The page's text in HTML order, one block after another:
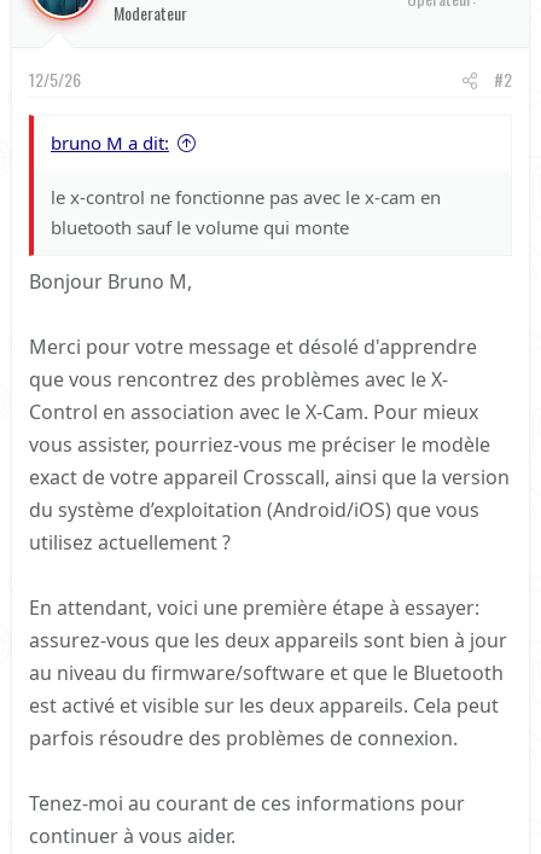
Moderateur
12/5/26 #2
bruno M a dit:
le x-control ne fonctionne pas avec le x-cam en
bluetooth sauf le volume qui monte
Bonjour Bruno M,
Merci pour votre message et désolé d'apprendre
que vous rencontrez des problèmes avec le X-
Control en association avec le X-Cam. Pour mieux
vous assister, pourriez-vous me préciser le modèle
exact de votre appareil Crosscall, ainsi que la version
du système d’exploitation (Android/iOS) que vous
utilisez actuellement ?
En attendant, voici une première étape à essayer:
assurez-vous que les deux appareils sont bien à jour
au niveau du firmware/software et que le Bluetooth
est activé et visible sur les deux appareils. Cela peut
parfois résoudre des problèmes de connexion.
Tenez-moi au courant de ces informations pour
continuer à vous aider.